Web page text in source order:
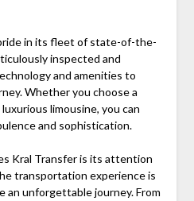
in its fleet of state-of-the-
inspected and
and amenities to
Whether you choose a
limousine, you can
and sophistication.
Kral Transfer is its attention
transportation experience is
an unforgettable journey. From